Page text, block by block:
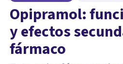
Opipramol:
y efectos
fármaco